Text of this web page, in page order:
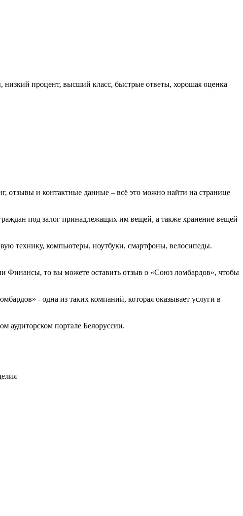
процент, высший класс, быстрые ответы, хорошая оценка
отзывы и контактные данные – всё это можно найти на странице
под залог принадлежащих им вещей, а также хранение вещей
технику, компьютеры, ноутбуки, смартфоны, велосипеды.
Финансы, то вы можете оставить отзыв о «Союз ломбардов», чтобы
- одна из таких компаний, которая оказывает услуги в
портале Белоруссии.